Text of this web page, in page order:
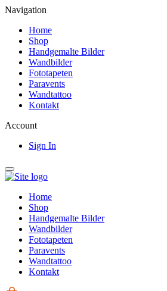
Navigation
Home
Shop
Handgemalte Bilder
Wandbilder
Fototapeten
Paravents
Wandtattoo
Kontakt
Account
Sign In
Home
Shop
Handgemalte Bilder
Wandbilder
Fototapeten
Paravents
Wandtattoo
Kontakt